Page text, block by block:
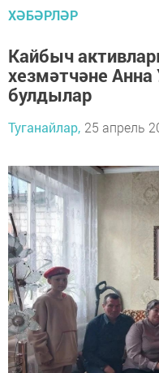
ХӘБӘРЛӘР
Кайбыч
хезмәтчәне
булдылар
Туганайлар, 25 апрель